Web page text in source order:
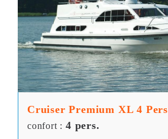
Cruiser Premium XL 4 Pers
confort : 4 pers.